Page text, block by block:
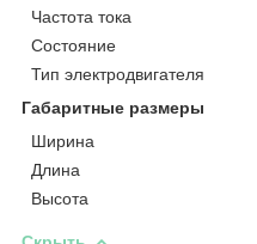
Частота тока
Состояние
Тип электродвигателя
Габаритные размеры
Ширина
Длина
Высота